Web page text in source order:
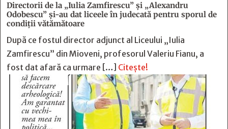
Directorii de la „Iulia Zamfirescu” și „Alexandru
Odobescu” și-au dat liceele în judecată pentru sporul de
condiții vătămătoare
După ce fostul director adjunct al Liceului „Iulia
Zamfirescu” din Mioveni, profesorul Valeriu Fianu, a
fost dat afară ca urmare […] Citește!